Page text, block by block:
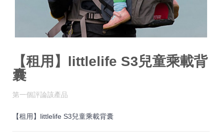
【租用】littlelife S3兒童乘載背
囊
第一個評論該產品
【租用】littlelife S3兒童乘載背囊